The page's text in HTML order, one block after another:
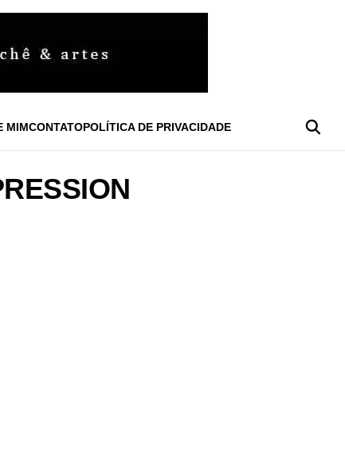
MIMCONTATOPOLÍTICA DE PRIVACIDADE